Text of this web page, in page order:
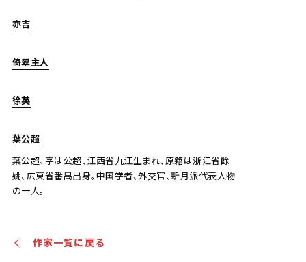
亦吉
倚翠主人
徐英
葉公超
葉公超、字は公超、江西省九江生まれ、原籍は浙江省餘
姚、広東省番禺出身。中国学者、外交官、新月派代表人物
の一人。
結果
葉公超、小雲 蘭花、仕女
作家一覧に戻る